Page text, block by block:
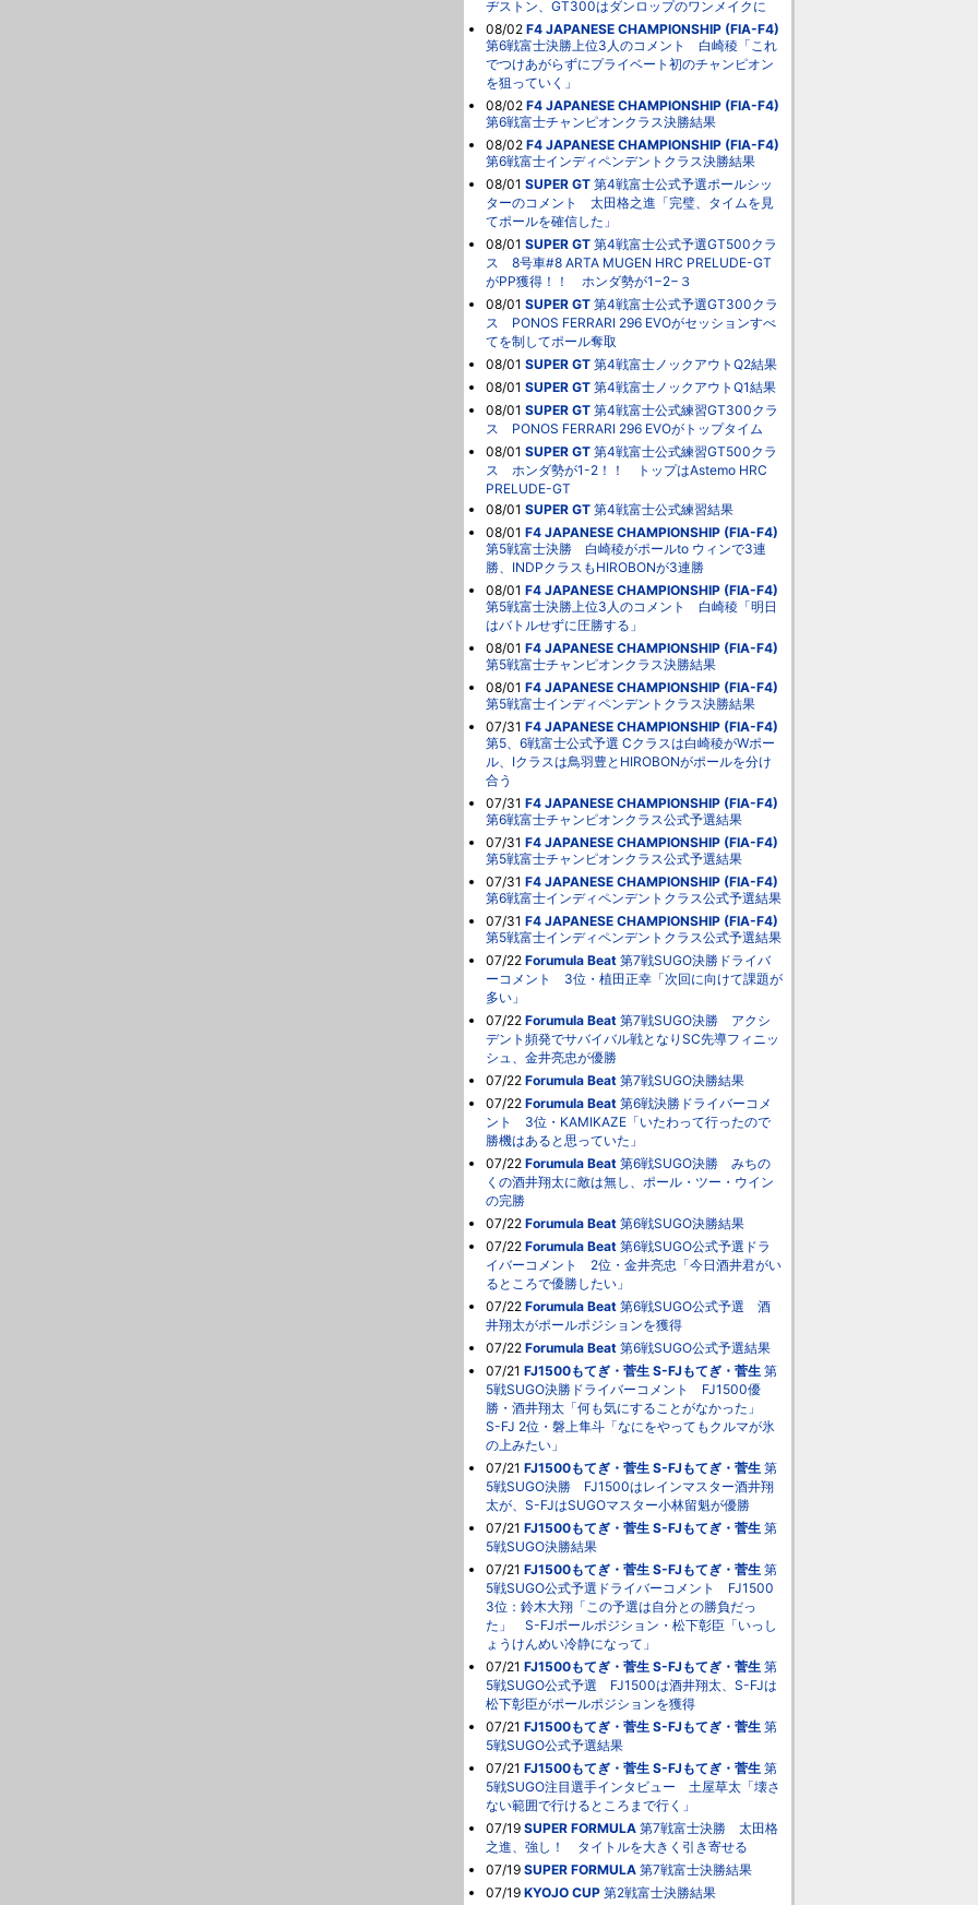
ヂストン、GT300はダンロップのワンメイクに
08/02 F4 JAPANESE CHAMPIONSHIP (FIA-F4)
第6戦富士決勝上位3人のコメント 白崎稜「これ
でつけあがらずにプライベート初のチャンピオン
を狙っていく」
08/02 F4 JAPANESE CHAMPIONSHIP (FIA-F4)
第6戦富士チャンピオンクラス決勝結果
08/02 F4 JAPANESE CHAMPIONSHIP (FIA-F4)
第6戦富士インディペンデントクラス決勝結果
08/01 SUPER GT 第4戦富士公式予選ポールシッ
ターのコメント 太田格之進「完璧、タイムを見
てポールを確信した」
08/01 SUPER GT 第4戦富士公式予選GT500クラ
ス 8号車#8 ARTA MUGEN HRC PRELUDE-GT
がPP獲得！！ ホンダ勢が1−2−３
08/01 SUPER GT 第4戦富士公式予選GT300クラ
ス PONOS FERRARI 296 EVOがセッションすべ
てを制してポール奪取
08/01 SUPER GT 第4戦富士ノックアウトQ2結果
08/01 SUPER GT 第4戦富士ノックアウトQ1結果
08/01 SUPER GT 第4戦富士公式練習GT300クラ
ス PONOS FERRARI 296 EVOがトップタイム
08/01 SUPER GT 第4戦富士公式練習GT500クラ
ス ホンダ勢が1-2！！ トップはAstemo HRC
PRELUDE-GT
08/01 SUPER GT 第4戦富士公式練習結果
08/01 F4 JAPANESE CHAMPIONSHIP (FIA-F4)
第5戦富士決勝 白崎稜がポールto ウィンで3連
勝、INDPクラスもHIROBONが3連勝
08/01 F4 JAPANESE CHAMPIONSHIP (FIA-F4)
第5戦富士決勝上位3人のコメント 白崎稜「明日
はバトルせずに圧勝する」
08/01 F4 JAPANESE CHAMPIONSHIP (FIA-F4)
第5戦富士チャンピオンクラス決勝結果
08/01 F4 JAPANESE CHAMPIONSHIP (FIA-F4)
第5戦富士インディペンデントクラス決勝結果
07/31 F4 JAPANESE CHAMPIONSHIP (FIA-F4)
第5、6戦富士公式予選 Cクラスは白崎稜がWポー
ル、Iクラスは鳥羽豊とHIROBONがポールを分け
合う
07/31 F4 JAPANESE CHAMPIONSHIP (FIA-F4)
第6戦富士チャンピオンクラス公式予選結果
07/31 F4 JAPANESE CHAMPIONSHIP (FIA-F4)
第5戦富士チャンピオンクラス公式予選結果
07/31 F4 JAPANESE CHAMPIONSHIP (FIA-F4)
第6戦富士インディペンデントクラス公式予選結果
07/31 F4 JAPANESE CHAMPIONSHIP (FIA-F4)
第5戦富士インディペンデントクラス公式予選結果
07/22 Forumula Beat 第7戦SUGO決勝ドライバ
ーコメント 3位・植田正幸「次回に向けて課題が
多い」
07/22 Forumula Beat 第7戦SUGO決勝 アクシ
デント頻発でサバイバル戦となりSC先導フィニッ
シュ、金井亮忠が優勝
07/22 Forumula Beat 第7戦SUGO決勝結果
07/22 Forumula Beat 第6戦決勝ドライバーコメ
ント 3位・KAMIKAZE「いたわって行ったので
勝機はあると思っていた」
07/22 Forumula Beat 第6戦SUGO決勝 みちの
くの酒井翔太に敵は無し、ポール・ツー・ウイン
の完勝
07/22 Forumula Beat 第6戦SUGO決勝結果
07/22 Forumula Beat 第6戦SUGO公式予選ドラ
イバーコメント 2位・金井亮忠「今日酒井君がい
るところで優勝したい」
07/22 Forumula Beat 第6戦SUGO公式予選 酒
井翔太がポールポジションを獲得
07/22 Forumula Beat 第6戦SUGO公式予選結果
07/21 FJ1500もてぎ・菅生 S-FJもてぎ・菅生 第
5戦SUGO決勝ドライバーコメント FJ1500優
勝・酒井翔太「何も気にすることがなかった」
S-FJ 2位・磐上隼斗「なにをやってもクルマが氷
の上みたい」
07/21 FJ1500もてぎ・菅生 S-FJもてぎ・菅生 第
5戦SUGO決勝 FJ1500はレインマスター酒井翔
太が、S-FJはSUGOマスター小林留魁が優勝
07/21 FJ1500もてぎ・菅生 S-FJもてぎ・菅生 第
5戦SUGO決勝結果
07/21 FJ1500もてぎ・菅生 S-FJもてぎ・菅生 第
5戦SUGO公式予選ドライバーコメント FJ1500
3位：鈴木大翔「この予選は自分との勝負だっ
た」 S-FJポールポジション・松下彰臣「いっし
ょうけんめい冷静になって」
07/21 FJ1500もてぎ・菅生 S-FJもてぎ・菅生 第
5戦SUGO公式予選 FJ1500は酒井翔太、S-FJは
松下彰臣がポールポジションを獲得
07/21 FJ1500もてぎ・菅生 S-FJもてぎ・菅生 第
5戦SUGO公式予選結果
07/21 FJ1500もてぎ・菅生 S-FJもてぎ・菅生 第
5戦SUGO注目選手インタビュー 土屋草太「壊さ
ない範囲で行けるところまで行く」
07/19 SUPER FORMULA 第7戦富士決勝 太田格
之進、強し！ タイトルを大きく引き寄せる
07/19 SUPER FORMULA 第7戦富士決勝結果
07/19 KYOJO CUP 第2戦富士決勝結果